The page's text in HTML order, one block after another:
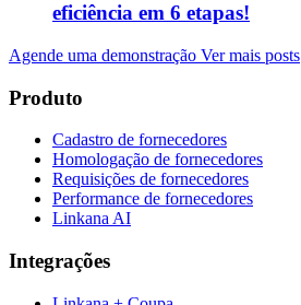
eficiência em 6 etapas!
Agende uma demonstração Ver mais posts
Produto
Cadastro de fornecedores
Homologação de fornecedores
Requisições de fornecedores
Performance de fornecedores
Linkana AI
Integrações